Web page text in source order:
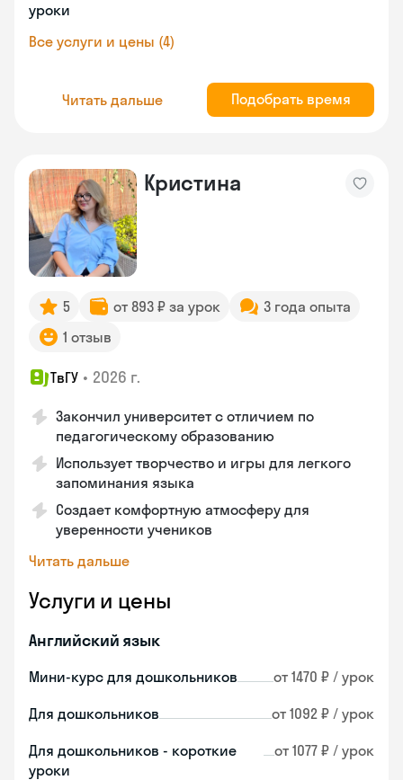
уроки
Все услуги и цены (4)
Читать дальше Подобрать время
Кристина
5 от 893 ₽ за урок
3 года опыта
1 отзыв
ТвГУ • 2026 г.
Закончил университет с отличием по
педагогическому образованию
Использует творчество и игры для легкого
запоминания языка
Создает комфортную атмосферу для
уверенности учеников
Читать дальше
Услуги и цены
Английский язык
Мини-курс для дошкольников от 1470 ₽ / урок
Для дошкольников от 1092 ₽ / урок
Для дошкольников - короткие
уроки
от 1077 ₽ / урок